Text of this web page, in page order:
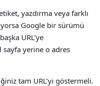
yazdırma veya farklı
Google bir sürümü
URL’ye
sayfa yerine o adres
tam URL’yi göstermeli.